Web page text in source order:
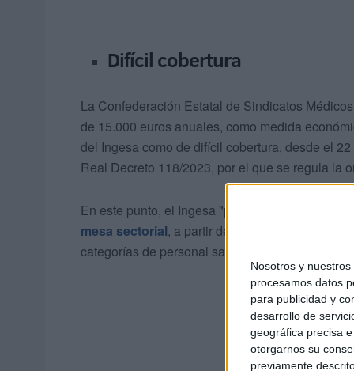
Nosotros y nuestros
procesamos datos
para publicidad y
desarrollo de
geográfica precisa
otorgarnos su
previamente
Difícil cobertura
La Confederación Estatal de Sindicatos
de 15.000 euros anuales, como medida
del Ingesa como de difícil cobertura, desde el
Real Decreto 118/2023, por el que se regula la
En este punto, el Ingesa "pretende alcanzar un
mesa sectorial, a partir de la reunión
categorías de personal sanitario, existentes en